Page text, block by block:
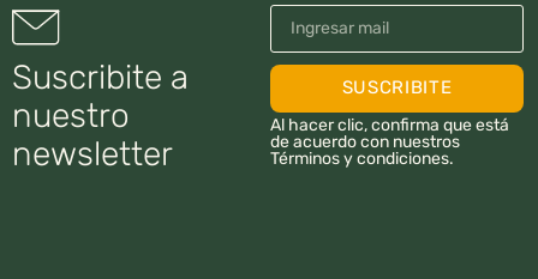
Suscribite a
nuestro
newsletter
SUSCRIBITE
Al hacer clic, confirma que está
de acuerdo con nuestros
Términos y condiciones.